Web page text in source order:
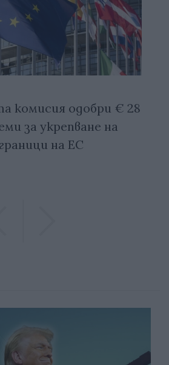
комисия одобри € 28
за укрепване на
на ЕС